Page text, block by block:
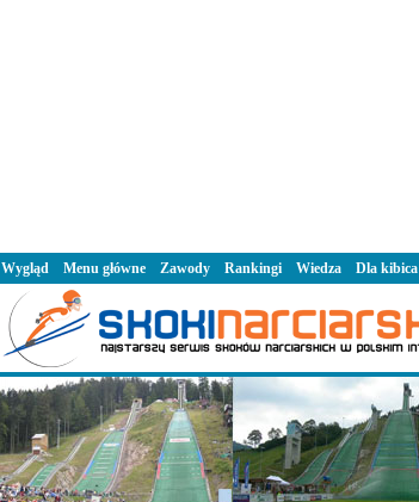
Wygląd Menu główne Zawody Rankingi Wiedza Dla kibica